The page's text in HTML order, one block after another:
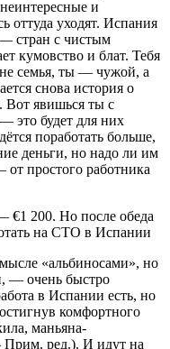
и
оттуда уходят. Испания
стран с чистым
кумовство и блат. Тебя
семья, ты — чужой, а
снова история о
Вот явишься ты с
это будет для них
поработать больше,
деньги, но надо ли им
от простого работника
«альбиносами», но
— очень быстро
в Испании есть, но
комфортного
маньяна-
Прим. ред.). И идут на